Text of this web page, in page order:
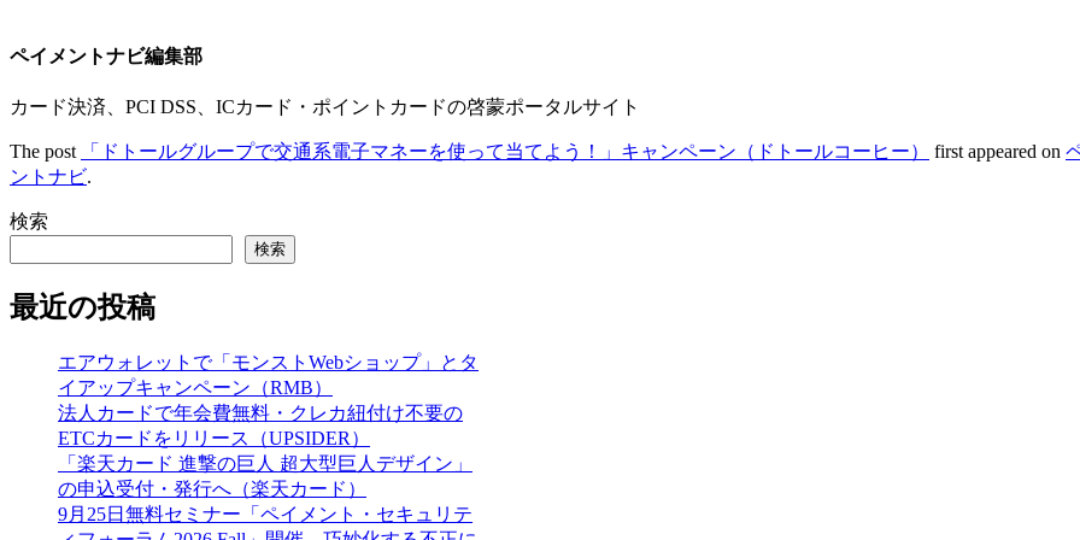
ペイメントナビ編集部
カード決済、PCI DSS、ICカード・ポイントカードの啓蒙ポータルサイト
The post 「ドトールグループで交通系電子マネーを使って当てよう！」キャンペーン（ドトールコーヒー） first appeared on
ントナビ.
検索
検索
最近の投稿
エアウォレットで「モンストWebショップ」とタ
イアップキャンペーン（RMB）
法人カードで年会費無料・クレカ紐付け不要の
ETCカードをリリース（UPSIDER）
「楽天カード 進撃の巨人 超大型巨人デザイン」
の申込受付・発行へ（楽天カード）
9月25日無料セミナー「ペイメント・セキュリテ